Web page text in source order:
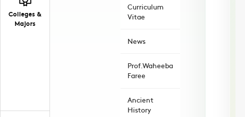
Colleges &
Majors
Curriculum
Vitae
News
Prof.Waheeba
Faree
Ancient
History